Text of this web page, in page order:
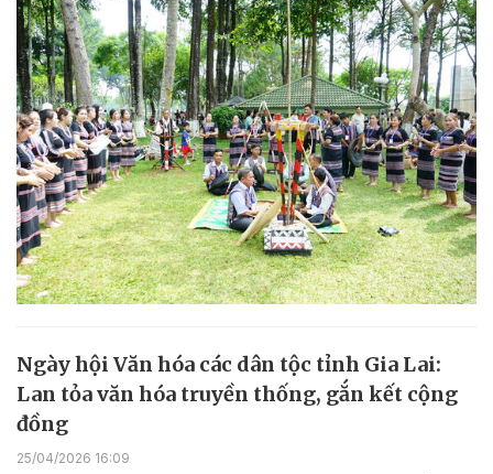
Ngày hội Văn hóa các dân tộc tỉnh Gia Lai:
Lan tỏa văn hóa truyền thống, gắn kết cộng
đồng
25/04/2026 16:09